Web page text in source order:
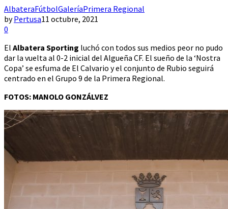
AlbateraFútbolGaleríaPrimera Regional
byPertusa11 octubre, 2021
0
El Albatera Sporting luchó con todos sus medios peor no pudo
dar la vuelta al 0-2 inicial del Algueña CF. El sueño de la ‘Nostra
Copa’ se esfuma de El Calvario y el conjunto de Rubio seguirá
centrado en el Grupo 9 de la Primera Regional.
FOTOS: MANOLO GONZÁLVEZ